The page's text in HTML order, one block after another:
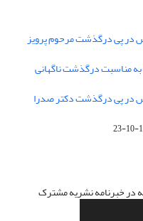
در پی درگذشت مرحوم پرویز
مناسبت درگذشت ناگهانی
در پی درگذشت دکتر صدرا
در خبرنامه نشریه مشترک